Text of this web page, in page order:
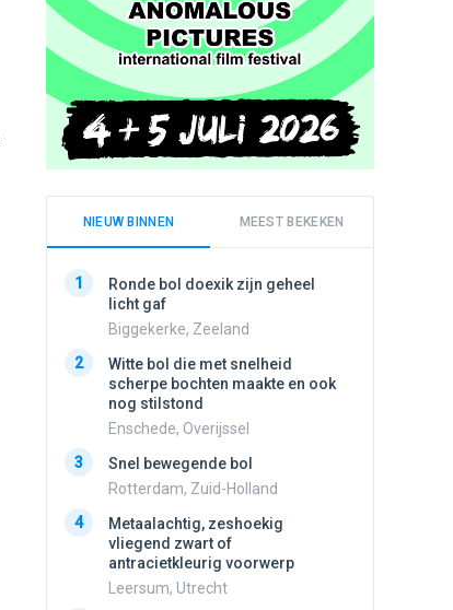
NIEUW BINNEN MEEST BEKEKEN
1
Ronde bol doexik zijn geheel
licht gaf
Biggekerke, Zeeland
2
Witte bol die met snelheid
scherpe bochten maakte en ook
nog stilstond
Enschede, Overijssel
3
Snel bewegende bol
Rotterdam, Zuid-Holland
4
Metaalachtig, zeshoekig
vliegend zwart of
antracietkleurig voorwerp
Leersum, Utrecht